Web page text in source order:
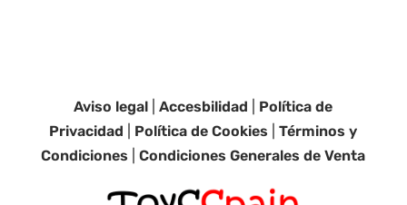
Aviso legal |Accesbilidad
Política de
Privacidad
Política de Cookies |Términos y
Condiciones |Condiciones Generales de Venta